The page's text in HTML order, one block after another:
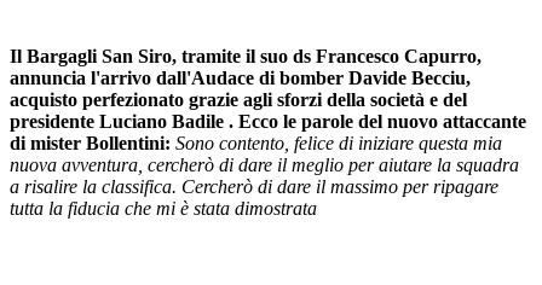
Il Bargagli San Siro, tramite il suo ds Francesco Capurro,
annuncia l'arrivo dall'Audace di bomber Davide Becciu,
acquisto perfezionato grazie agli sforzi della società e del
presidente Luciano Badile . Ecco le parole del nuovo attaccante
di mister Bollentini: Sono contento, felice di iniziare questa mia
nuova avventura, cercherò di dare il meglio per aiutare la squadra
a risalire la classifica. Cercherò di dare il massimo per ripagare
tutta la fiducia che mi è stata dimostrata